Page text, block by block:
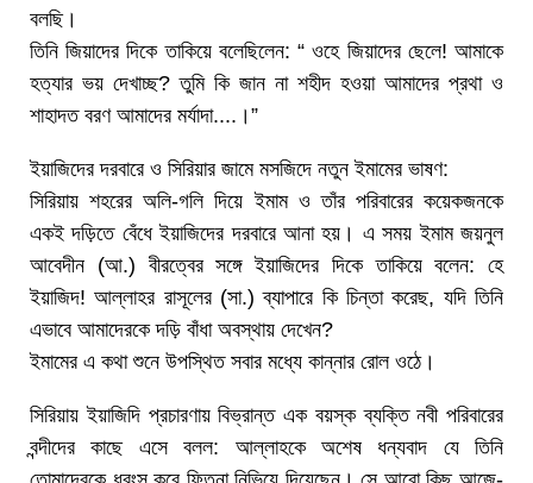
বলছি।
তিনি জিয়াদের দিকে তাকিয়ে বলেছিলেন: “ ওহে জিয়াদের ছেলে! আমাকে
হত্যার ভয় দেখাচ্ছ? তুমি কি জান না শহীদ হওয়া আমাদের প্রথা ও
শাহাদত বরণ আমাদের মর্যাদা....।”
ইয়াজিদের দরবারে ও সিরিয়ার জামে মসজিদে নতুন ইমামের ভাষণ:
সিরিয়ায় শহরের অলি-গলি দিয়ে ইমাম ও তাঁর পরিবারের কয়েকজনকে
একই দড়িতে বেঁধে ইয়াজিদের দরবারে আনা হয়। এ সময় ইমাম জয়নুল
আবেদীন (আ.) বীরত্বের সঙ্গে ইয়াজিদের দিকে তাকিয়ে বলেন: হে
ইয়াজিদ! আল্লাহর রাসূলের (সা.) ব্যাপারে কি চিন্তা করেছ, যদি তিনি
এভাবে আমাদেরকে দড়ি বাঁধা অবস্থায় দেখেন?
ইমামের এ কথা শুনে উপস্থিত সবার মধ্যে কান্নার রোল ওঠে।
সিরিয়ায় ইয়াজিদি প্রচারণায় বিভ্রান্ত এক বয়স্ক ব্যক্তি নবী পরিবারের
বন্দীদের কাছে এসে বলল: আল্লাহকে অশেষ ধন্যবাদ যে তিনি